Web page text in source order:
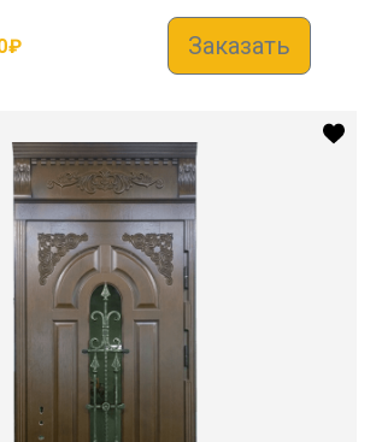
₽ Заказать